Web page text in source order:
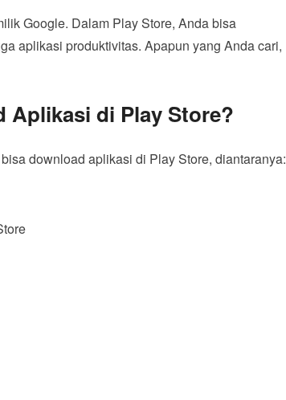
Google. Dalam Play Store, Anda bisa
aplikasi produktivitas. Apapun yang Anda cari,
Aplikasi di Play Store?
download aplikasi di Play Store, diantaranya: